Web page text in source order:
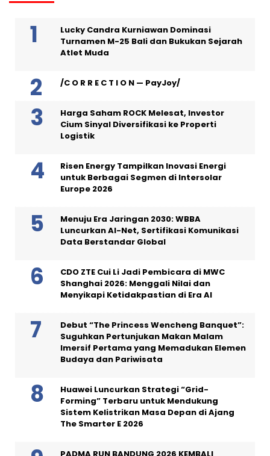
Lucky Candra Kurniawan Dominasi
Turnamen M-25 Bali dan Bukukan Sejarah
Atlet Muda
/C O R R E C T I O N — PayJoy/
Harga Saham ROCK Melesat, Investor
Cium Sinyal Diversifikasi ke Properti
Logistik
Risen Energy Tampilkan Inovasi Energi
untuk Berbagai Segmen di Intersolar
Europe 2026
Menuju Era Jaringan 2030: WBBA
Luncurkan AI-Net, Sertifikasi Komunikasi
Data Berstandar Global
CDO ZTE Cui Li Jadi Pembicara di MWC
Shanghai 2026: Menggali Nilai dan
Menyikapi Ketidakpastian di Era AI
Debut “The Princess Wencheng Banquet”:
Suguhkan Pertunjukan Makan Malam
Imersif Pertama yang Memadukan Elemen
Budaya dan Pariwisata
Huawei Luncurkan Strategi “Grid-
Forming” Terbaru untuk Mendukung
Sistem Kelistrikan Masa Depan di Ajang
The Smarter E 2026